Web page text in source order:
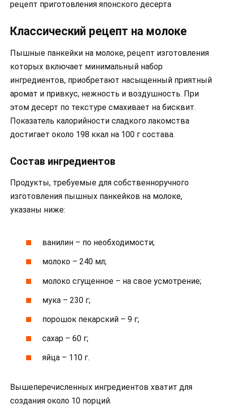
рецепт приготовления японского десерта
Классический рецепт на молоке
Пышные панкейки на молоке, рецепт изготовления
которых включает минимальный набор
ингредиентов, приобретают насыщенный приятный
аромат и привкус, нежность и воздушность. При
этом десерт по текстуре смахивает на бисквит.
Показатель калорийности сладкого лакомства
достигает около 198 ккал на 100 г состава.
Состав ингредиентов
Продукты, требуемые для собственноручного
изготовления пышных панкейков на молоке,
указаны ниже:
ванилин – по необходимости;
молоко – 240 мл;
молоко сгущенное – на свое усмотрение;
мука – 230 г;
порошок пекарский – 9 г;
сахар – 60 г;
яйца – 110 г.
Вышеперечисленных ингредиентов хватит для
создания около 10 порций.